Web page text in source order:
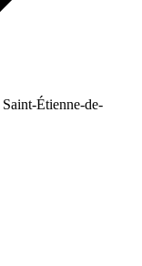
Saint-Étienne-de-